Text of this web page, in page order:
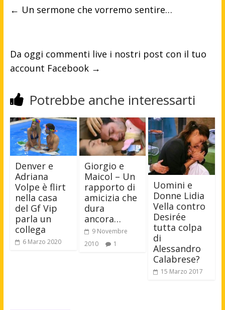
← Un sermone che vorremo sentire…
Da oggi commenti live i nostri post con il tuo
account Facebook →
Potrebbe anche interessarti
Denver e
Adriana
Volpe è flirt
nella casa
del Gf Vip
parla un
collega
6 Marzo 2020
Giorgio e
Maicol – Un
rapporto di
amicizia che
dura
ancora…
9 Novembre
2010
1
Uomini e
Donne Lidia
Vella contro
Desirée
tutta colpa
di
Alessandro
Calabrese?
15 Marzo 2017